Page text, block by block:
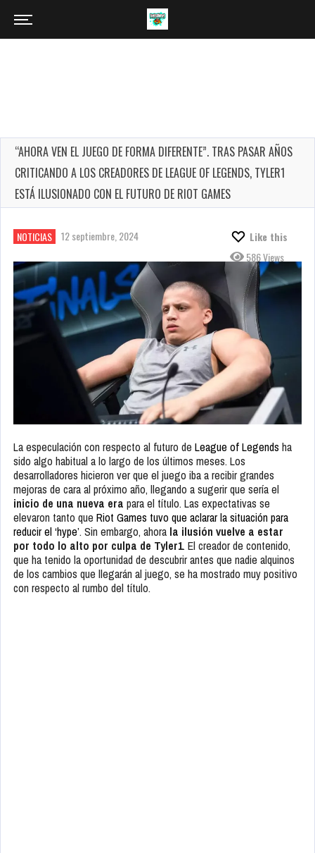
“AHORA VEN EL JUEGO DE FORMA DIFERENTE”. TRAS PASAR AÑOS
CRITICANDO A LOS CREADORES DE LEAGUE OF LEGENDS, TYLER1
ESTÁ ILUSIONADO CON EL FUTURO DE RIOT GAMES
NOTICIAS 12 septiembre, 2024
Like this
586 Views
La especulación con respecto al futuro de League of Legends ha
sido algo habitual a lo largo de los últimos meses. Los
desarrolladores hicieron ver que el juego iba a recibir grandes
mejoras de cara al próximo año, llegando a sugerir que sería el
inicio de una nueva era para el título. Las expectativas se
elevaron tanto que Riot Games tuvo que aclarar la situación para
reducir el ‘hype’. Sin embargo, ahora la ilusión vuelve a estar
por todo lo alto por culpa de Tyler1. El creador de contenido,
que ha tenido la oportunidad de descubrir antes que nadie alquinos
de los cambios que llegarán al juego, se ha mostrado muy positivo
con respecto al rumbo del título.